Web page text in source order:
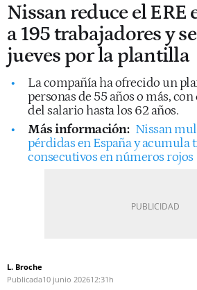
Nissan reduce el ERE
a 195 trabajadores y
jueves por la plantilla
La compañía ha ofrecido un
personas de 55 años o más,
del salario hasta los 62 años.
Más información: Nissan
pérdidas en España y acumula
consecutivos en números rojos
L. Broche
Publicada10 junio 202612:31h